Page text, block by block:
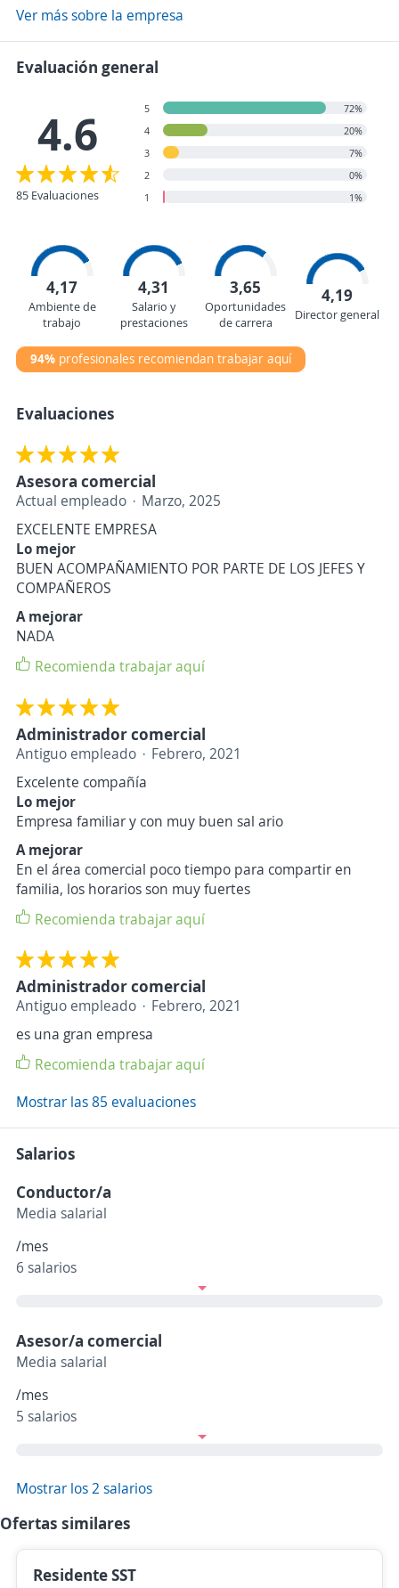
Ver más sobre la empresa
Evaluación general
4.6
85 Evaluaciones
5
72%
4
20%
3
7%
2
0%
1
1%
4,17
Ambiente de
trabajo
4,31
Salario y
prestaciones
3,65
Oportunidades
de carrera
4,19
Director general
94% profesionales recomiendan trabajar aquí
Evaluaciones
Asesora comercial
Actual empleado
Marzo, 2025
EXCELENTE EMPRESA
Lo mejor
BUEN ACOMPAÑAMIENTO POR PARTE DE LOS JEFES Y
COMPAÑEROS
A mejorar
NADA
Recomienda trabajar aquí
Administrador comercial
Antiguo empleado
Febrero, 2021
Excelente compañía
Lo mejor
Empresa familiar y con muy buen sal ario
A mejorar
En el área comercial poco tiempo para compartir en
familia, los horarios son muy fuertes
Recomienda trabajar aquí
Administrador comercial
Antiguo empleado
Febrero, 2021
es una gran empresa
Recomienda trabajar aquí
Mostrar las 85 evaluaciones
Salarios
Conductor/a
Media salarial
/mes
6 salarios
Asesor/a comercial
Media salarial
/mes
5 salarios
Mostrar los 2 salarios
Ofertas similares
Residente SST